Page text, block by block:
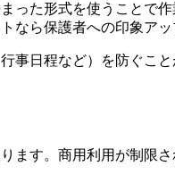
った形式を使うことで
なら保護者への印象アッ
事日程など）を防ぐこ
ます。商用利用が制限